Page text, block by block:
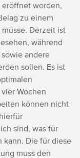
eröffnet worden,
zu einem
Derzeit ist
während
andere
sollen. Es ist
Wochen
können nicht
sind, was für
kann. Die für diese
muss den